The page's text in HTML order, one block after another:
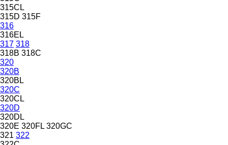
315CL
315D 315F
316
316EL
317 318
318B 318C
320
320B
320BL
320C
320CL
320D
320DL
320E 320FL 320GC
321 322